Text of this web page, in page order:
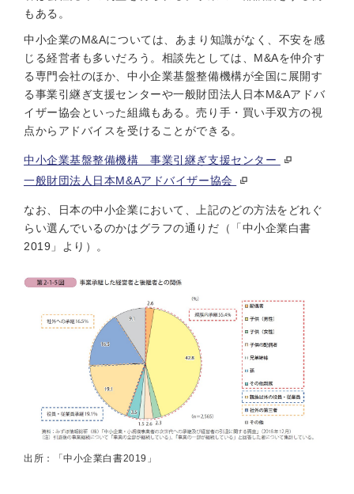
もある。
中小企業のM&Aについては、あまり知識がなく、不安を感
じる経営者も多いだろう。相談先としては、M&Aを仲介す
る専門会社のほか、中小企業基盤整備機構が全国に展開す
る事業引継ぎ支援センターや一般財団法人日本M&Aアドバ
イザー協会といった組織もある。売り手・買い手双方の視
点からアドバイスを受けることができる。
中小企業基盤整備機構 事業引継ぎ支援センター
一般財団法人日本M&Aアドバイザー協会
なお、日本の中小企業において、上記のどの方法をどれぐ
らい選んでいるのかはグラフの通りだ（「中小企業白書
2019」より）。
出所：「中小企業白書2019」